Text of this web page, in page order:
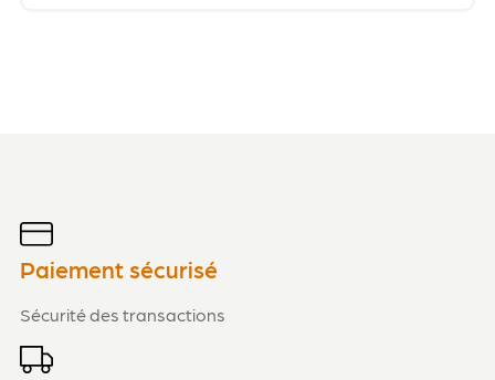
Paiement sécurisé
Sécurité des transactions